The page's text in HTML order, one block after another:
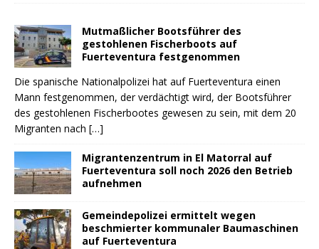
Mutmaßlicher Bootsführer des
gestohlenen Fischerboots auf
Fuerteventura festgenommen
Die spanische Nationalpolizei hat auf Fuerteventura einen
Mann festgenommen, der verdächtigt wird, der Bootsführer
des gestohlenen Fischerbootes gewesen zu sein, mit dem 20
Migranten nach […]
Migrantenzentrum in El Matorral auf
Fuerteventura soll noch 2026 den Betrieb
aufnehmen
Gemeindepolizei ermittelt wegen
beschmierter kommunaler Baumaschinen
auf Fuerteventura